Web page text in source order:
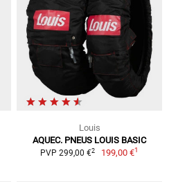
Louis
AQUEC. PNEUS LOUIS BASIC
PVP 299,00 €2 199,00 €1